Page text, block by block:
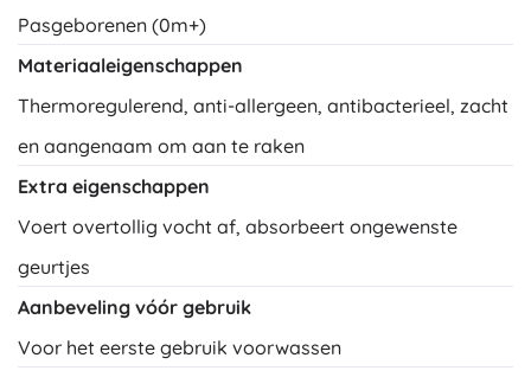
Pasgeborenen (0m+)
Materiaaleigenschappen
Thermoregulerend, anti-allergeen, antibacterieel, zacht
en aangenaam om aan te raken
Extra eigenschappen
Voert overtollig vocht af, absorbeert ongewenste
geurtjes
Aanbeveling vóór gebruik
Voor het eerste gebruik voorwassen